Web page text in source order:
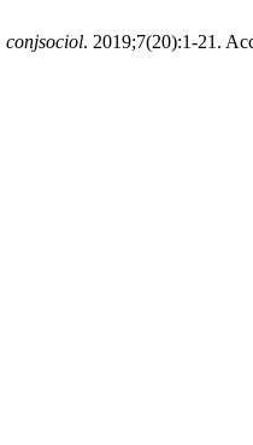
conjsociol. 2019;7(20):1-21.